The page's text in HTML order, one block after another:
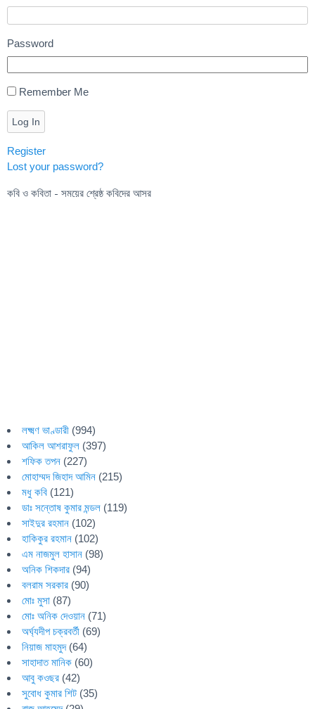
Password
Remember Me
Log In
Register
Lost your password?
কবি ও কবিতা - সময়ের শ্রেষ্ঠ কবিদের আসর
লক্ষ্মণ ভাণ্ডারী (994)
আকিল আশরাফুল (397)
শফিক তপন (227)
মোহাম্মদ জিহাদ আমিন (215)
মধু কবি (121)
ডাঃ সন্তোষ কুমার মন্ডল (119)
সাইদুর রহমান (102)
হাকিকুর রহমান (102)
এম নাজমুল হাসান (98)
অনিক শিকদার (94)
বলরাম সরকার (90)
মোঃ মুসা (87)
মোঃ অনিক দেওয়ান (71)
অর্ঘ্যদীপ চক্রবর্তী (69)
নিয়াজ মাহমুদ(64)
সাহাদাত মানিক (60)
আবু কওছর (42)
সুবোধ কুমার শিট (35)